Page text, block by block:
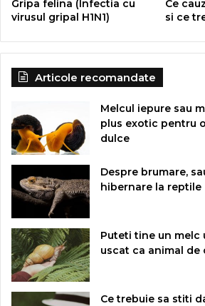
Gripa felina (Infectia cu
virusul gripal H1N1)
Ce
si ce
Articole recomandate
Melcul iepure sau
plus exotic pentru
dulce
Despre brumare,
hibernare la reptile
Puteti tine un melc
uscat ca animal de
Ce trebuie sa stiti